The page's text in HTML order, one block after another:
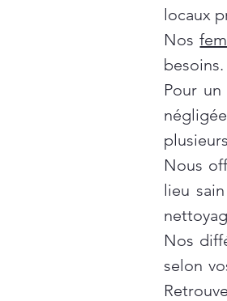
locaux
Nos
Pour
Nous
lieu
Nos
selon